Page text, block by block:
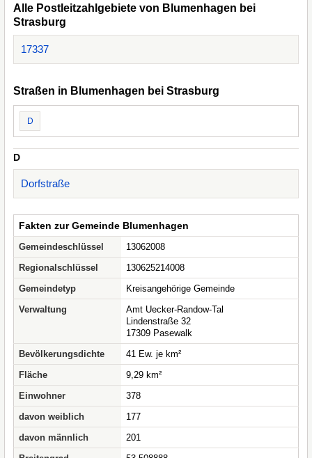
Alle Postleitzahlgebiete von Blumenhagen bei
Strasburg
17337
Straßen in Blumenhagen bei Strasburg
D
D
Dorfstraße
Fakten zur Gemeinde Blumenhagen
Gemeindeschlüssel
13062008
Regionalschlüssel
130625214008
Gemeindetyp
Kreisangehörige Gemeinde
Verwaltung
Amt Uecker-Randow-Tal
Lindenstraße 32
17309 Pasewalk
Bevölkerungsdichte
41 Ew. je km²
Fläche
9,29 km²
Einwohner
378
davon weiblich
177
davon männlich
201